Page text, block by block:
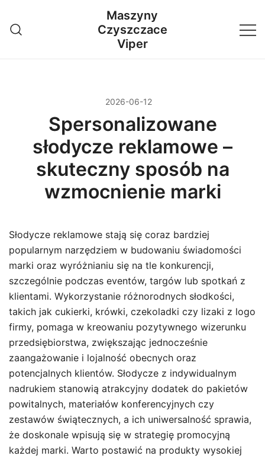
treści
Maszyny
Czyszczace
Viper
2026-06-12
Spersonalizowane
słodycze reklamowe –
skuteczny sposób na
wzmocnienie marki
Słodycze reklamowe stają się coraz bardziej
popularnym narzędziem w budowaniu świadomości
marki oraz wyróżnianiu się na tle konkurencji,
szczególnie podczas eventów, targów lub spotkań z
klientami. Wykorzystanie różnorodnych słodkości,
takich jak cukierki, krówki, czekoladki czy lizaki z logo
firmy, pomaga w kreowaniu pozytywnego wizerunku
przedsiębiorstwa, zwiększając jednocześnie
zaangażowanie i lojalność obecnych oraz
potencjalnych klientów. Słodycze z indywidualnym
nadrukiem stanowią atrakcyjny dodatek do pakietów
powitalnych, materiałów konferencyjnych czy
zestawów świątecznych, a ich uniwersalność sprawia,
że doskonale wpisują się w strategię promocyjną
każdej marki. Warto postawić na produkty wysokiej